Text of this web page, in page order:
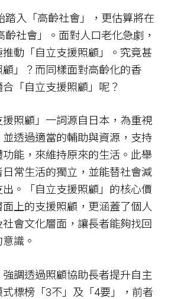
踏入「高齡社會」，更估算將在
齡社會」。面對人口老化急劇，
動「自立支援照顧」。究竟甚
」？而同樣面對高齡化的香
「自立支援照顧」呢？
照顧」一詞源自日本，為重視
透過適當的輔助與資源，支持
能，來維持原來的生活。此舉
常生活的獨立，並能替社會減
。「自立支援照顧」的核心價
上的支援照顧，更涵蓋了個人
會文化層面，讓長者能夠找回
識。
強調透過照顧協助長者提升自主
標榜「3不」及「4要」，前者